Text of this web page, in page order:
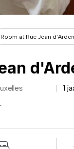
Room at Rue Jean
1